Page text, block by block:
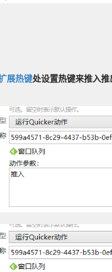
展热键处设置热键来推入推